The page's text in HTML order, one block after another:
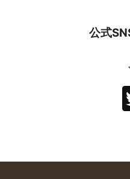
公式